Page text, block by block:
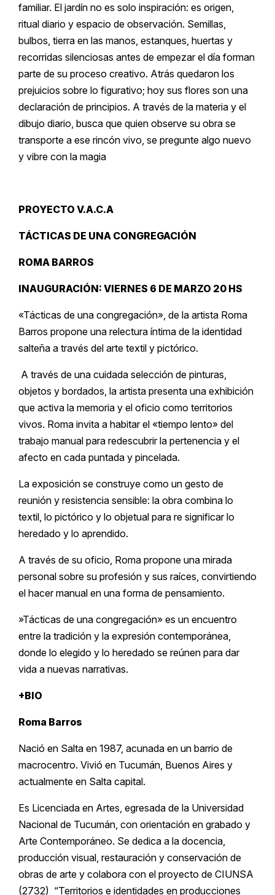
familiar. El jardín no es solo inspiración: es origen,
ritual diario y espacio de observación. Semillas,
bulbos, tierra en las manos, estanques, huertas y
recorridas silenciosas antes de empezar el día forman
parte de su proceso creativo. Atrás quedaron los
prejuicios sobre lo figurativo; hoy sus flores son una
declaración de principios. A través de la materia y el
dibujo diario, busca que quien observe su obra se
transporte a ese rincón vivo, se pregunte algo nuevo
y vibre con la magia
PROYECTO V.A.C.A
TÁCTICAS DE UNA CONGREGACIÓN
ROMA BARROS
INAUGURACIÓN: VIERNES 6 DE MARZO 20 HS
«Tácticas de una congregación», de la artista Roma
Barros propone una relectura íntima de la identidad
salteña a través del arte textil y pictórico.
​ A través de una cuidada selección de pinturas,
objetos y bordados, la artista presenta una exhibición
que activa la memoria y el oficio como territorios
vivos. Roma invita a habitar el «tiempo lento» del
trabajo manual para redescubrir la pertenencia y el
afecto en cada puntada y pincelada.
​La exposición se construye como un gesto de
reunión y resistencia sensible: la obra combina lo
textil, lo pictórico y lo objetual para re significar lo
heredado y lo aprendido.
​A través de su oficio, Roma propone una mirada
personal sobre su profesión y sus raíces, convirtiendo
el hacer manual en una forma de pensamiento.
​»Tácticas de una congregación» es un encuentro
entre la tradición y la expresión contemporánea,
donde lo elegido y lo heredado se reúnen para dar
vida a nuevas narrativas.
+BIO
Roma Barros
Nació en Salta en 1987, acunada en un barrio de
macrocentro. Vivió en Tucumán, Buenos Aires y
actualmente en Salta capital.
Es Licenciada en Artes, egresada de la Universidad
Nacional de Tucumán, con orientación en grabado y
Arte Contemporáneo. Se dedica a la docencia,
producción visual, restauración y conservación de
obras de arte y colabora con el proyecto de CIUNSA
(2732) “Territorios e identidades en producciones